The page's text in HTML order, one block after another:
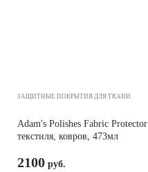
ЗАЩИТНЫЕ ПОКРЫТИЯ ДЛЯ ТКАНИ
Adam's Polishes Fabric
текстиля, ковров, 473мл
2100